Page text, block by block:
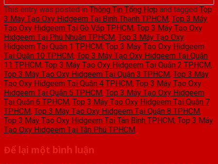
This entry was posted in Thông Tin Tổng Hợp and tagged Top
3 Máy Tạo Oxy Hidgeem Tại Bình Thạnh TPHCM, Top 3 Máy
Tạo Oxy Hidgeem Tại Gò Vấp TPHCM, Top 3 Máy Tạo Oxy
Hidgeem Tại Phú Nhuận TPHCM, Top 3 Máy Tạo Oxy
Hidgeem Tại Quận 1 TPHCM, Top 3 Máy Tạo Oxy Hidgeem
Tại Quận 10 TPHCM, Top 3 Máy Tạo Oxy Hidgeem Tại Quận
11 TPHCM, Top 3 Máy Tạo Oxy Hidgeem Tại Quận 2 TPHCM,
Top 3 Máy Tạo Oxy Hidgeem Tại Quận 3 TPHCM, Top 3 Máy
Tạo Oxy Hidgeem Tại Quận 4 TPHCM, Top 3 Máy Tạo Oxy
Hidgeem Tại Quận 5 TPHCM, Top 3 Máy Tạo Oxy Hidgeem
Tại Quận 6 TPHCM, Top 3 Máy Tạo Oxy Hidgeem Tại Quận 7
TPHCM, Top 3 Máy Tạo Oxy Hidgeem Tại Quận 8 TPHCM,
Top 3 Máy Tạo Oxy Hidgeem Tại Tân Bình TPHCM, Top 3 Máy
Tạo Oxy Hidgeem Tại Tân Phú TPHCM.
Để lại một bình luận